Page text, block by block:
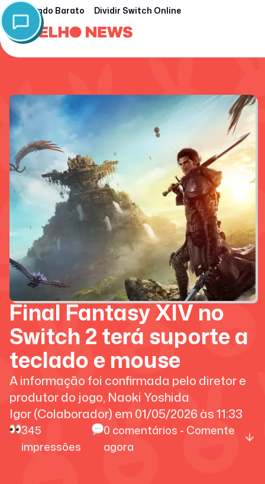
Nintendo Barato Dividir Switch Online
Final Fantasy XIV no
Switch 2 terá suporte a
teclado e mouse
A informação foi confirmada pelo diretor e
produtor do jogo, Naoki Yoshida
Igor (Colaborador) em 01/05/2026 às11:33
345
impressões
0 comentários - Comente
agora